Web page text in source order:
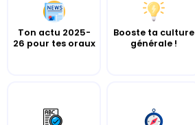
Ton actu 2025-
26 pour tes oraux
Booste ta culture
générale !